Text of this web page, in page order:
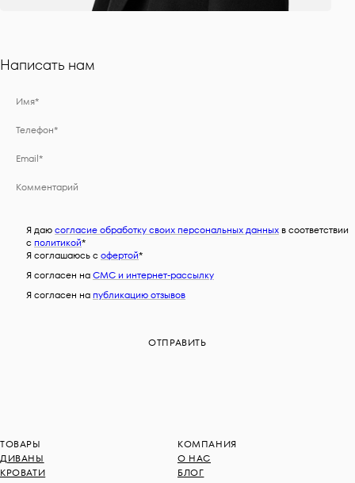
Написать нам
Я даюсогласие обработку своих персональных данныхв соответствии
сполитикой*
Я соглашаюсь cофертой*
Я согласен наСМС и интернет-рассылку
Я согласен напубликацию отзывов
ТОВАРЫ
ДИВАНЫ
КРОВАТИ
КОМПАНИЯ
О НАС
БЛОГ